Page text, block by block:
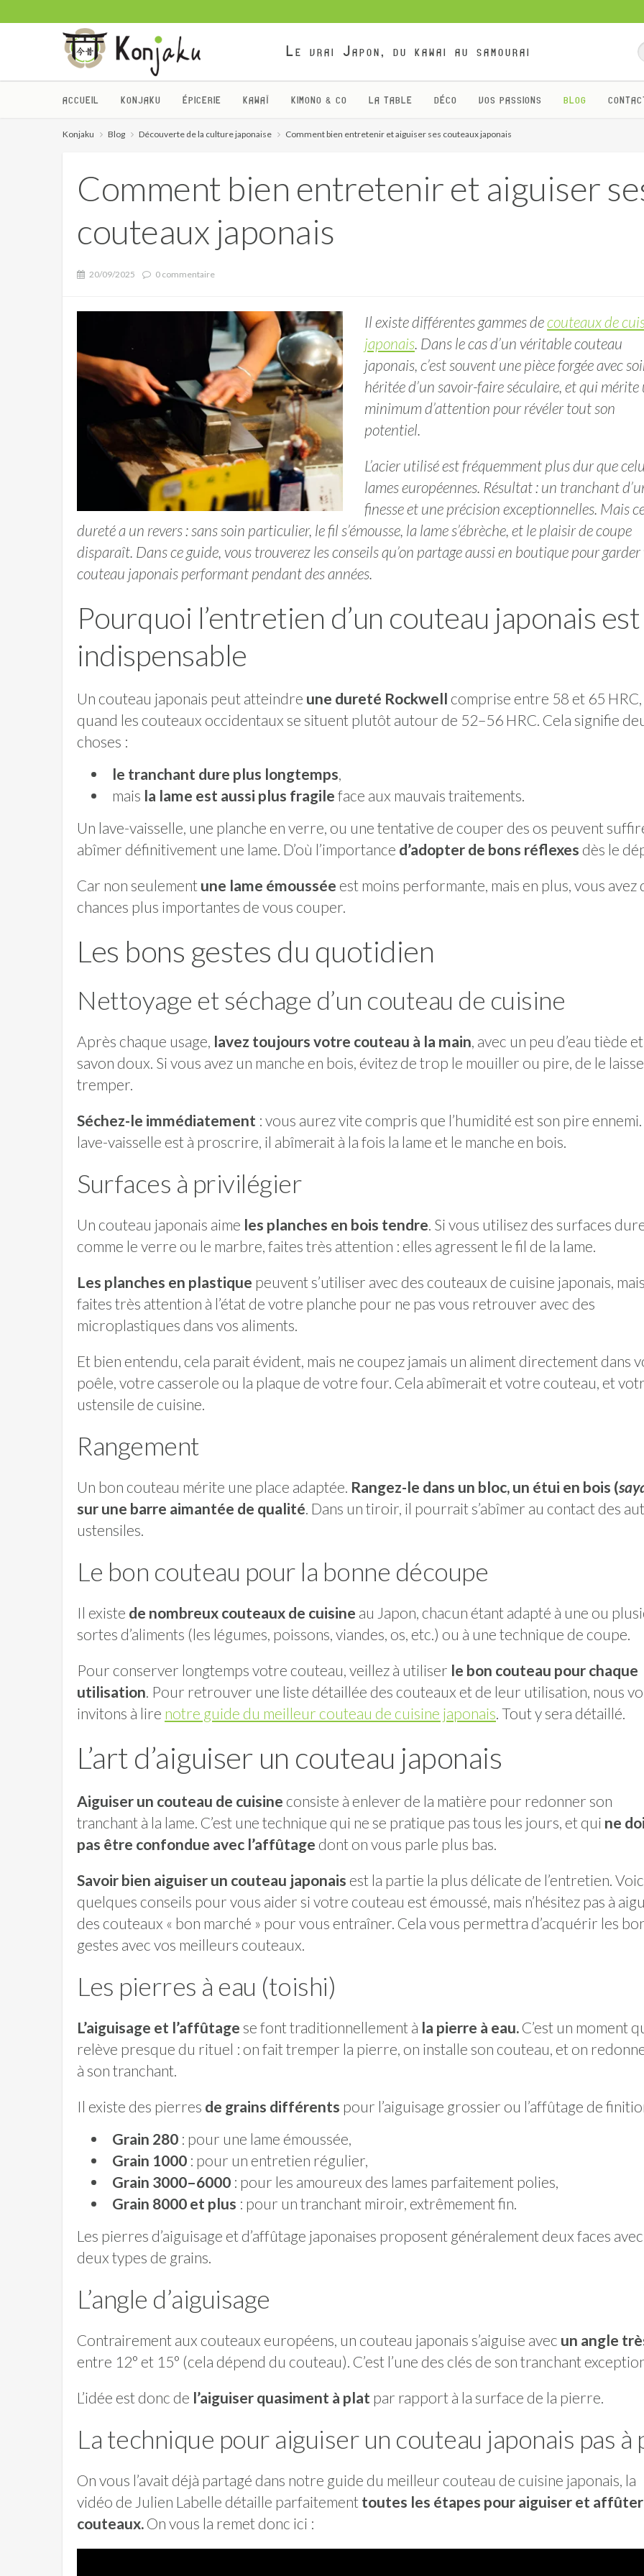
Le vrai Japon, du kawai au samourai
ACCUEIL KONJAKU ÉPICERIE KAWAÏ KIMONO & CO LA TABLE DÉCO VOS PASSIONS BLOG
Konjaku Blog Découverte de la culture japonaise Comment bien entretenir et aiguiser ses couteaux japonais
Comment bien entretenir et aiguiser
couteaux japonais
20/09/2025 0 commentaire
Il existe différentes gammes decouteaux de
japonais. Dans le cas d’un véritable couteau
japonais, c’est souvent une pièce forgée avec
héritée d’un savoir-faire séculaire, et qui mérite
minimum d’attention pour révéler tout son
potentiel.
L’acier utilisé est fréquemment plus dur que
lames européennes. Résultat : un tranchant
finesse et une précision exceptionnelles. Mais
dureté a un revers : sans soin particulier, le fil s’émousse, la lame s’ébrèche, et le plaisir de coupe
disparaît. Dans ce guide, vous trouverez les conseils qu’on partage aussi en boutique pour
couteau japonais performant pendant des années.
Pourquoi l’entretien d’un couteau japonais est
indispensable
Un couteau japonais peut atteindre une dureté Rockwell comprise entre 58 et 65 HRC,
quand les couteaux occidentaux se situent plutôt autour de 52–56 HRC. Cela signifie
choses :
le tranchant dure plus longtemps,
mais la lame est aussi plus fragile face aux mauvais traitements.
Un lave-vaisselle, une planche en verre, ou une tentative de couper des os peuvent
abîmer définitivement une lame. D’où l’importance d’adopter de bons réflexes dès le
Car non seulement une lame émoussée est moins performante, mais en plus, vous avez
chances plus importantes de vous couper.
Les bons gestes du quotidien
Nettoyage et séchage d’un couteau de cuisine
Après chaque usage, lavez toujours votre couteau à la main, avec un peu d’eau tiède
savon doux. Si vous avez un manche en bois, évitez de trop le mouiller ou pire, de le
tremper.
Séchez-le immédiatement : vous aurez vite compris que l’humidité est son pire ennemi.
lave-vaisselle est à proscrire, il abîmerait à la fois la lame et le manche en bois.
Surfaces à privilégier
Un couteau japonais aime les planches en bois tendre. Si vous utilisez des surfaces
comme le verre ou le marbre, faites très attention : elles agressent le fil de la lame.
Les planches en plastique peuvent s’utiliser avec des couteaux de cuisine japonais, mais
faites très attention à l’état de votre planche pour ne pas vous retrouver avec des
microplastiques dans vos aliments.
Et bien entendu, cela parait évident, mais ne coupez jamais un aliment directement dans
poêle, votre casserole ou la plaque de votre four. Cela abîmerait et votre couteau, et
ustensile de cuisine.
Rangement
Un bon couteau mérite une place adaptée. Rangez-le dans un bloc, un étui en bois (
sur une barre aimantée de qualité. Dans un tiroir, il pourrait s’abîmer au contact des
ustensiles.
Le bon couteau pour la bonne découpe
Il existe de nombreux couteaux de cuisine au Japon, chacun étant adapté à une ou
sortes d’aliments (les légumes, poissons, viandes, os, etc.) ou à une technique de coupe.
Pour conserver longtemps votre couteau, veillez à utiliser le bon couteau pour chaque
utilisation. Pour retrouver une liste détaillée des couteaux et de leur utilisation, nous
invitons à lire notre guide du meilleur couteau de cuisine japonais. Tout y sera détaillé.
L’art d’aiguiser un couteau japonais
Aiguiser un couteau de cuisine consiste à enlever de la matière pour redonner son
tranchant à la lame. C’est une technique qui ne se pratique pas tous les jours, et qui ne
pas être confondue avec l’affûtage dont on vous parle plus bas.
Savoir bien aiguiser un couteau japonais est la partie la plus délicate de l’entretien.
quelques conseils pour vous aider si votre couteau est émoussé, mais n’hésitez pas à
des couteaux « bon marché » pour vous entraîner. Cela vous permettra d’acquérir les
gestes avec vos meilleurs couteaux.
Les pierres à eau (toishi)
L’aiguisage et l’affûtage se font traditionnellement à la pierre à eau. C’est un moment
relève presque du rituel : on fait tremper la pierre, on installe son couteau, et on
à son tranchant.
Il existe des pierres de grains différents pour l’aiguisage grossier ou l’affûtage de
Grain 280 : pour une lame émoussée,
Grain 1000 : pour un entretien régulier,
Grain 3000–6000 : pour les amoureux des lames parfaitement polies,
Grain 8000 et plus : pour un tranchant miroir, extrêmement fin.
Les pierres d’aiguisage et d’affûtage japonaises proposent généralement deux faces avec
deux types de grains.
L’angle d’aiguisage
Contrairement aux couteaux européens, un couteau japonais s’aiguise avec un angle
entre 12° et 15° (cela dépend du couteau). C’est l’une des clés de son tranchant
L’idée est donc de l’aiguiser quasiment à plat par rapport à la surface de la pierre.
La technique pour aiguiser un couteau japonais pas à
On vous l’avait déjà partagé dans notre guide du meilleur couteau de cuisine japonais, la
vidéo de Julien Labelle détaille parfaitement toutes les étapes pour aiguiser et
couteaux. On vous la remet donc ici :